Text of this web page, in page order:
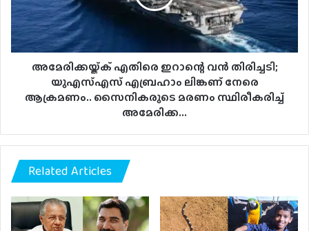
യുഎസ്എസ്
എബ്രഹാം
ലിങ്കണ്
നേരെ
ആക്രമണം..
സൈനികരുടെ
മരണം
അമേരിക്കയ്ക്ക് എതിരെ ഇറാന്റെ വന്‍ തിരിച്ചടി;
യുഎസ്എസ് എബ്രഹാം ലിങ്കണ് നേരെ
ആക്രമണം.. സൈനികരുടെ മരണം സ്ഥിരീകരിച്ച്
അമേരിക്ക...
Related Articles